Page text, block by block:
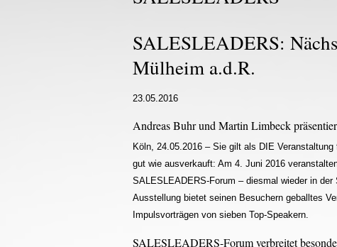
SALESLEADERS:
Mülheim a.d.R.
23.05.2016
Andreas Buhr und Martin Limbeck
Köln, 24.05.2016 – Sie gilt als DIE
gut wie ausverkauft: Am 4. Juni 2016
SALESLEADERS-Forum – diesmal wieder in
Ausstellung bietet seinen Besuchern geballtes
Impulsvorträgen von sieben Top-Speakern.
SALESLEADERS-Forum verbreitet